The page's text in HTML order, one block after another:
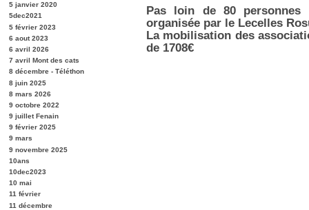
5 janvier 2020
5dec2021
5 février 2023
6 aout 2023
6 avril 2026
7 avril Mont des cats
8 décembre - Téléthon
8 juin 2025
8 mars 2026
9 octobre 2022
9 juillet Fenain
9 février 2025
9 mars
9 novembre 2025
10ans
10dec2023
10 mai
11 février
11 décembre
Pas loin de 80
organisée par le Lecelles
La mobilisation des
de 1708€